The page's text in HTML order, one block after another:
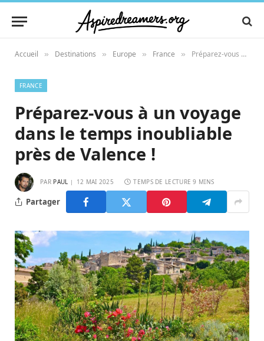
Accueil » Destinations » Europe » France » Préparez-vous à un voyage dans le temps inoubliable près de Valence !
FRANCE
Préparez-vous à un voyage
dans le temps inoubliable
près de Valence !
PAR PAUL 12 MAI 2025 TEMPS DE LECTURE 9 MINS
Partager